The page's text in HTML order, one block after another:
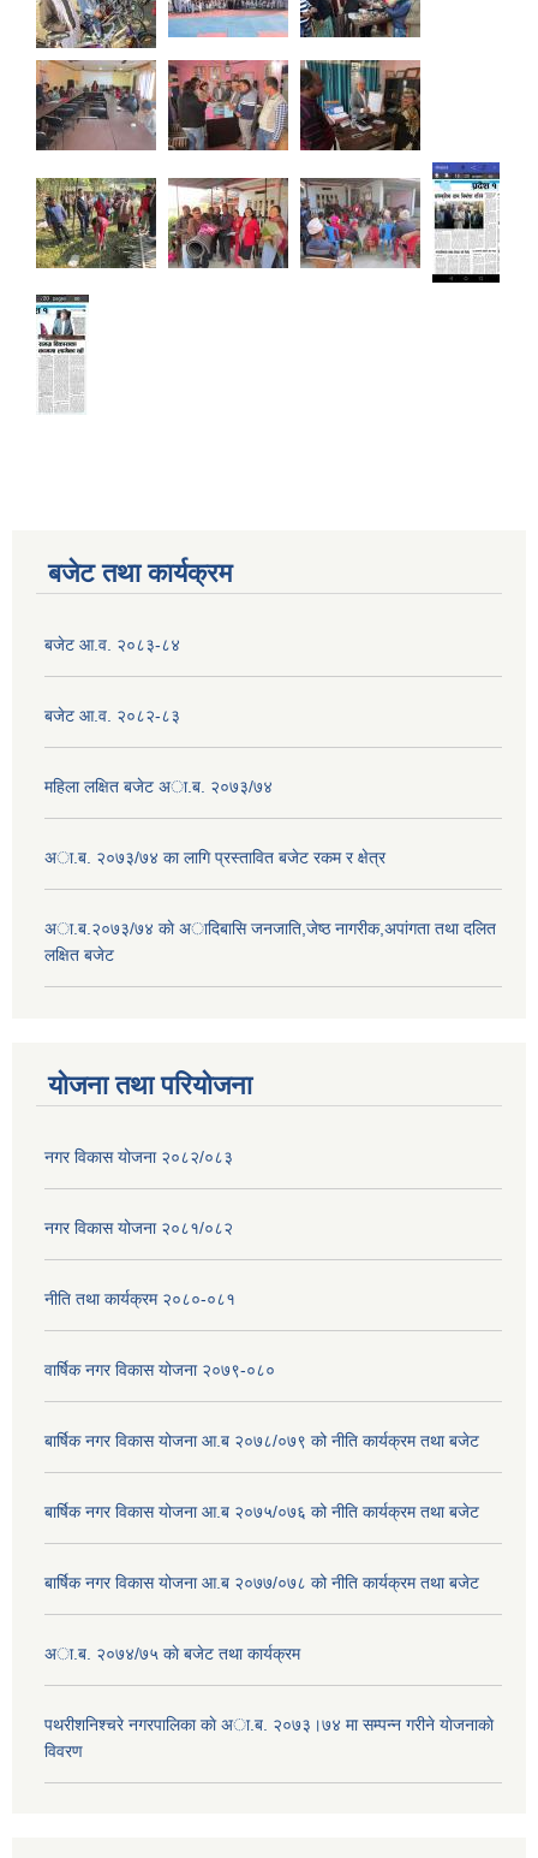
बजेट तथा कार्यक्रम
बजेट आ.व. २०८३-८४
बजेट आ.व. २०८२-८३
महिला लक्षित बजेट अा.ब. २०७३/७४
अा.ब. २०७३/७४ का लागि प्रस्तावित बजेट रकम र क्षेत्र
अा.ब.२०७३/७४ काे अादिबासि जनजाति,जेष्ठ नागरीक,अपांगता तथा दलित
लक्षित बजेट
योजना तथा परियोजना
नगर विकास योजना २०८२/०८३
नगर विकास योजना २०८१/०८२
नीति तथा कार्यक्रम २०८०-०८१
वार्षिक नगर विकास योजना २०७९-०८०
बार्षिक नगर विकास योजना आ.ब २०७८/०७९ को नीति कार्यक्रम तथा बजेट
बार्षिक नगर विकास योजना आ.ब २०७५/०७६ को नीति कार्यक्रम तथा बजेट
बार्षिक नगर विकास योजना आ.ब २०७७/०७८ को नीति कार्यक्रम तथा बजेट
अा.ब. २०७४/७५ काे बजेट तथा कार्यक्रम
पथरीशनिश्चरे नगरपालिका काे अा.ब. २०७३।७४ मा सम्पन्न गरीने याेजनाकाे
विवरण